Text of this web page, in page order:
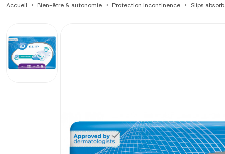
Accueil Bien-être & autonomie Protection incontinence Slips